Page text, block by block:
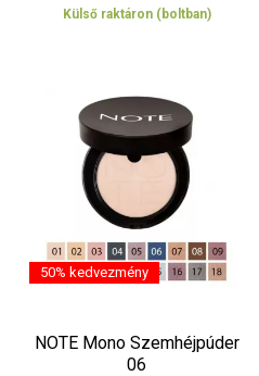
Külső raktáron (boltban)
50% kedvezmény
NOTE Mono Szemhéjpúder
06